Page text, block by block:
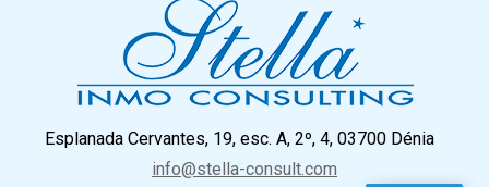
Esplanada Cervantes, 19, esc. A, 2º, 4, 03700 Dénia
info@stella-consult.com